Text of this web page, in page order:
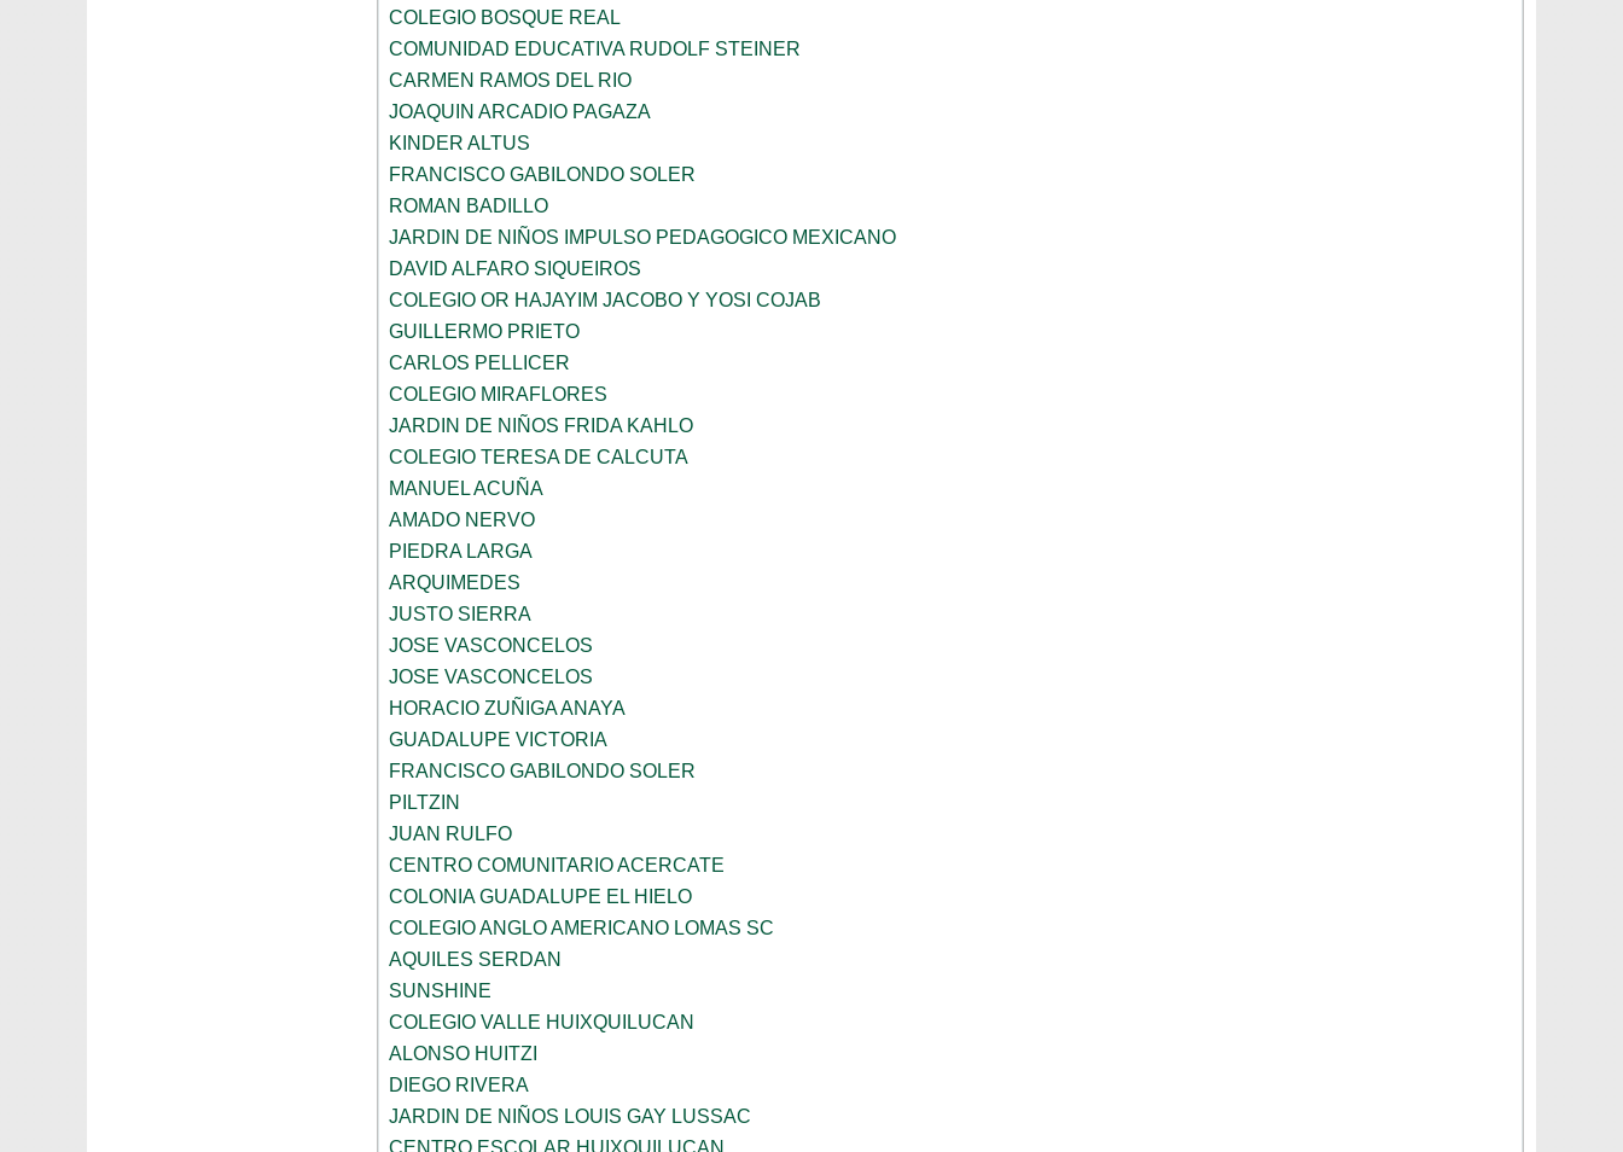
COLEGIO BOSQUE REAL
COMUNIDAD EDUCATIVA RUDOLF STEINER
CARMEN RAMOS DEL RIO
JOAQUIN ARCADIO PAGAZA
KINDER ALTUS
FRANCISCO GABILONDO SOLER
ROMAN BADILLO
JARDIN DE NIÑOS IMPULSO PEDAGOGICO MEXICANO
DAVID ALFARO SIQUEIROS
COLEGIO OR HAJAYIM JACOBO Y YOSI COJAB
GUILLERMO PRIETO
CARLOS PELLICER
COLEGIO MIRAFLORES
JARDIN DE NIÑOS FRIDA KAHLO
COLEGIO TERESA DE CALCUTA
MANUEL ACUÑA
AMADO NERVO
PIEDRA LARGA
ARQUIMEDES
JUSTO SIERRA
JOSE VASCONCELOS
JOSE VASCONCELOS
HORACIO ZUÑIGA ANAYA
GUADALUPE VICTORIA
FRANCISCO GABILONDO SOLER
PILTZIN
JUAN RULFO
CENTRO COMUNITARIO ACERCATE
COLONIA GUADALUPE EL HIELO
COLEGIO ANGLO AMERICANO LOMAS SC
AQUILES SERDAN
SUNSHINE
COLEGIO VALLE HUIXQUILUCAN
ALONSO HUITZI
DIEGO RIVERA
JARDIN DE NIÑOS LOUIS GAY LUSSAC